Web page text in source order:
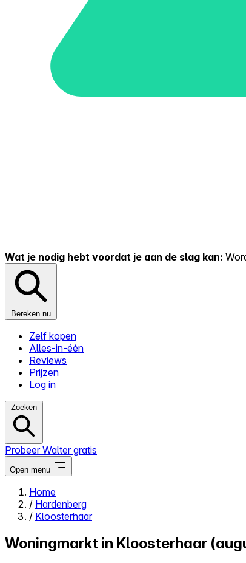
Wat je nodig hebt voordat je aan de slag kan:
Bereken nu
Zelf kopen
Alles-in-één
Reviews
Prijzen
Log in
Zoeken
Probeer Walter gratis
Open menu
Close menu
Home
/ Hardenberg
/ Kloosterhaar
Woningmarkt in Kloosterhaar